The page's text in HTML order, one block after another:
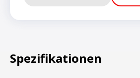
Spezifikationen